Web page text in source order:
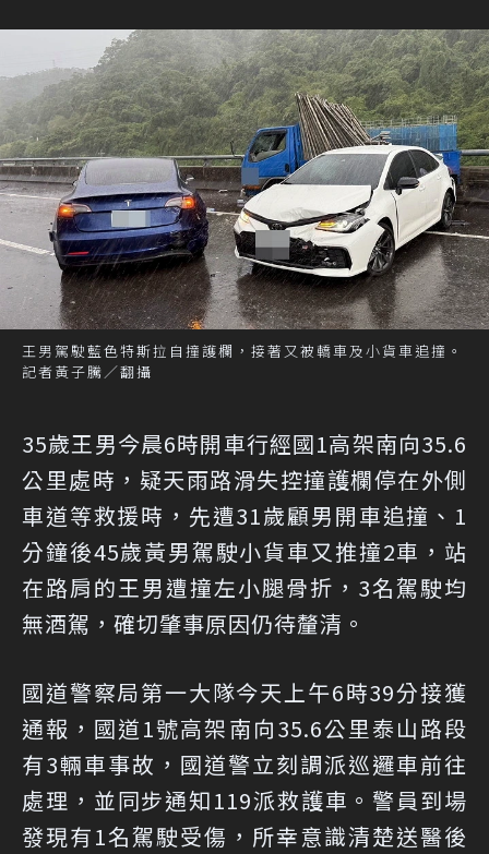
王男駕駛藍色特斯拉自撞護欄，接著又被轎車及小貨車追撞。
記者黃子騰／翻攝
35歲王男今晨6時開車行經國1高架南向35.6
公里處時，疑天雨路滑失控撞護欄停在外側
車道等救援時，先遭31歲顧男開車追撞、1
分鐘後45歲黃男駕駛小貨車又推撞2車，站
在路肩的王男遭撞左小腿骨折，3名駕駛均
無酒駕，確切肇事原因仍待釐清。
國道警察局第一大隊今天上午6時39分接獲
通報，國道1號高架南向35.6公里泰山路段
有3輛車事故，國道警立刻調派巡邏車前往
處理，並同步通知119派救護車。警員到場
發現有1名駕駛受傷，所幸意識清楚送醫後